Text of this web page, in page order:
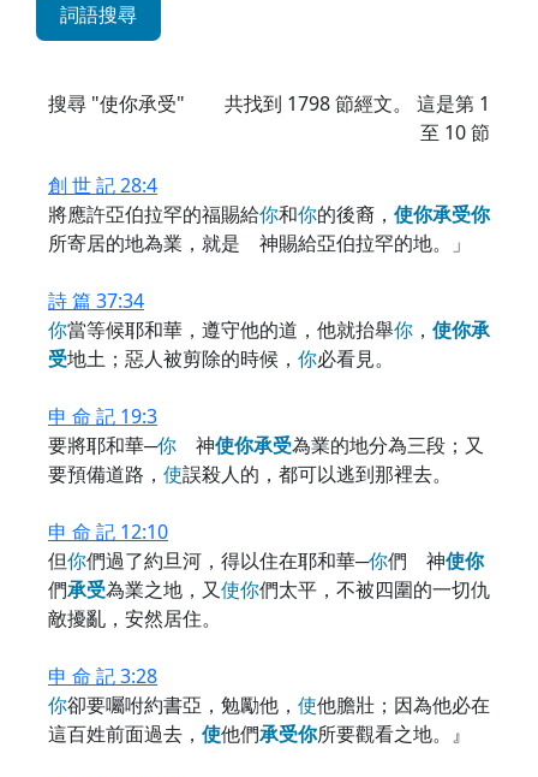
詞語搜尋
搜尋 "使你承受" 共找到 1798節經文。 這是第 1
至 10 節
創 世 記 28:4
將應許亞伯拉罕的福賜給你和你的後裔， 使你承受你
所寄居的地為業，就是 神賜給亞伯拉罕的地。」
詩 篇 37:34
你當等候耶和華，遵守他的道，他就抬舉你 ， 使你承
受地土；惡人被剪除的時候， 你必看見。
申 命 記 19:3
要將耶和華─你 神使你承受為業的地分為三段；又
要預備道路， 使誤殺人的，都可以逃到那裡去。
申 命 記 12:10
但你們過了約旦河，得以住在耶和華─你們 神使你
們承受為業之地，又使你們太平，不被四圍的一切仇
敵擾亂，安然居住。
申 命 記 3:28
你卻要囑咐約書亞，勉勵他， 使他膽壯；因為他必在
這百姓前面過去， 使他們承受你所要觀看之地。』